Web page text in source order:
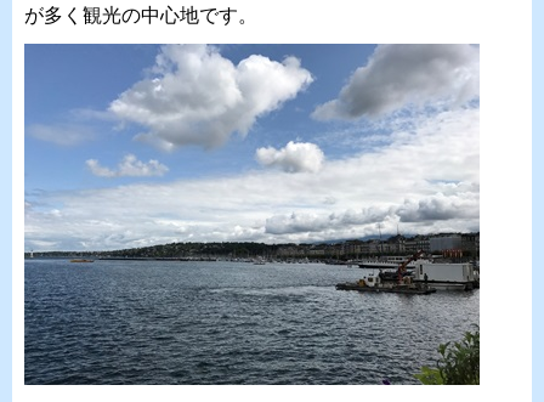
が多く観光の中心地です。